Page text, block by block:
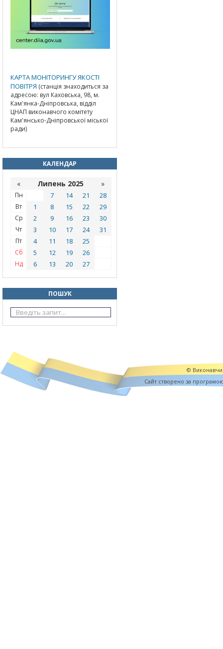
КАРТА МОНІТОРИНГУ ЯКОСТІ
ПОВІТРЯ (станція знаходиться за
адресою: вул Каховська, 98, м.
Кам'янка-Дніпровська, відділ
ЦНАП виконавчого комітету
Кам'янсько-Дніпровської міської
ради)
КАЛЕНДАР
« Липень 2025 »
Пн 7 14 21 28
Вт 1 8 15 22 29
Ср 2 9 16 23 30
Чт 3 10 17 24 31
Пт 4 11 18 25
Сб 5 12 19 26
Нд 6 13 20 27
ПОШУК
©
Cайт створено за